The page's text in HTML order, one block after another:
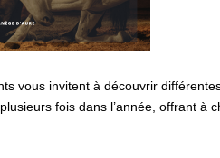
vous invitent à découvrir
fois dans l’année, offrant